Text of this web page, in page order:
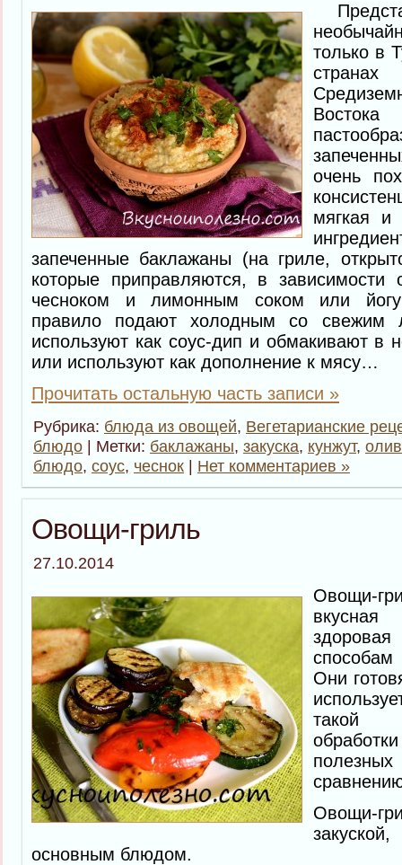
только в
очень
мягкая и
запеченные баклажаны (на гриле,
которые приправляются, в зависимости
чесноком и лимонным соком или
правило подают холодным со свежим
используют как соус-дип и обмакивают в
или используют как дополнение к мясу…
Прочитать остальную часть записи »
Рубрика: блюда из овощей, Вегетарианские
блюдо | Метки: баклажаны, закуска, кунжут,
блюдо, соус, чеснок | Нет комментариев »
Овощи-гриль
27.10.2014
Овощи-
здоровая
Они
такой
Овощи-
основным блюдом.